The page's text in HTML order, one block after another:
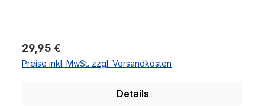
Regulärer Preis:
29,95 €
Preise inkl. MwSt. zzgl. Versandkosten
Details